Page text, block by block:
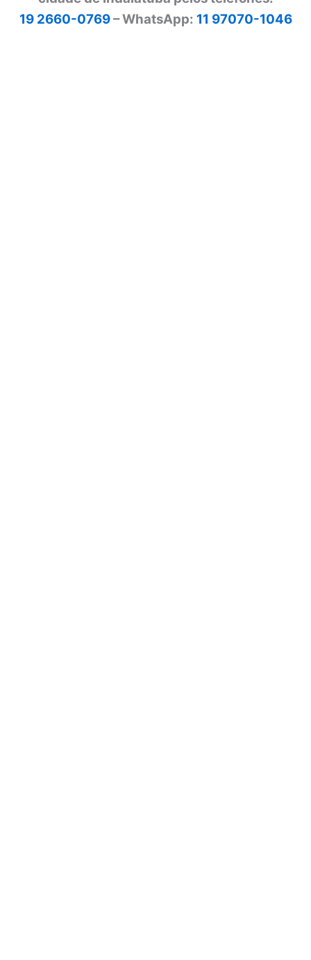
19 2660-0769– WhatsApp: 11 97070-1046